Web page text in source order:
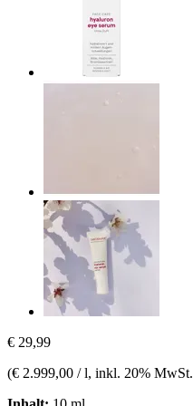
€ 29,99
(€ 2.999,00 / l, inkl. 20% MwSt.